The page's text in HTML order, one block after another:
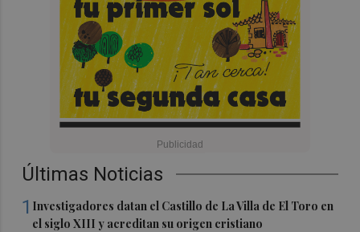
Últimas Noticias
1 Investigadores datan el Castillo de La Villa de El Toro en
el siglo XIII y acreditan su origen cristiano